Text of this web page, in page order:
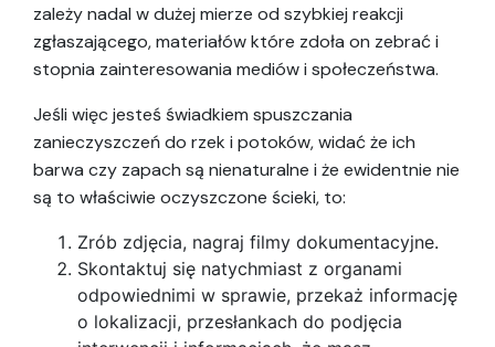
zależy nadal w dużej mierze od szybkiej reakcji
zgłaszającego, materiałów które zdoła on zebrać i
stopnia zainteresowania mediów i społeczeństwa.
Jeśli więc jesteś świadkiem spuszczania
zanieczyszczeń do rzek i potoków, widać że ich
barwa czy zapach są nienaturalne i że ewidentnie nie
są to właściwie oczyszczone ścieki, to:
Zrób zdjęcia, nagraj filmy dokumentacyjne.
Skontaktuj się natychmiast z organami
odpowiednimi w sprawie, przekaż informację
o lokalizacji, przesłankach do podjęcia